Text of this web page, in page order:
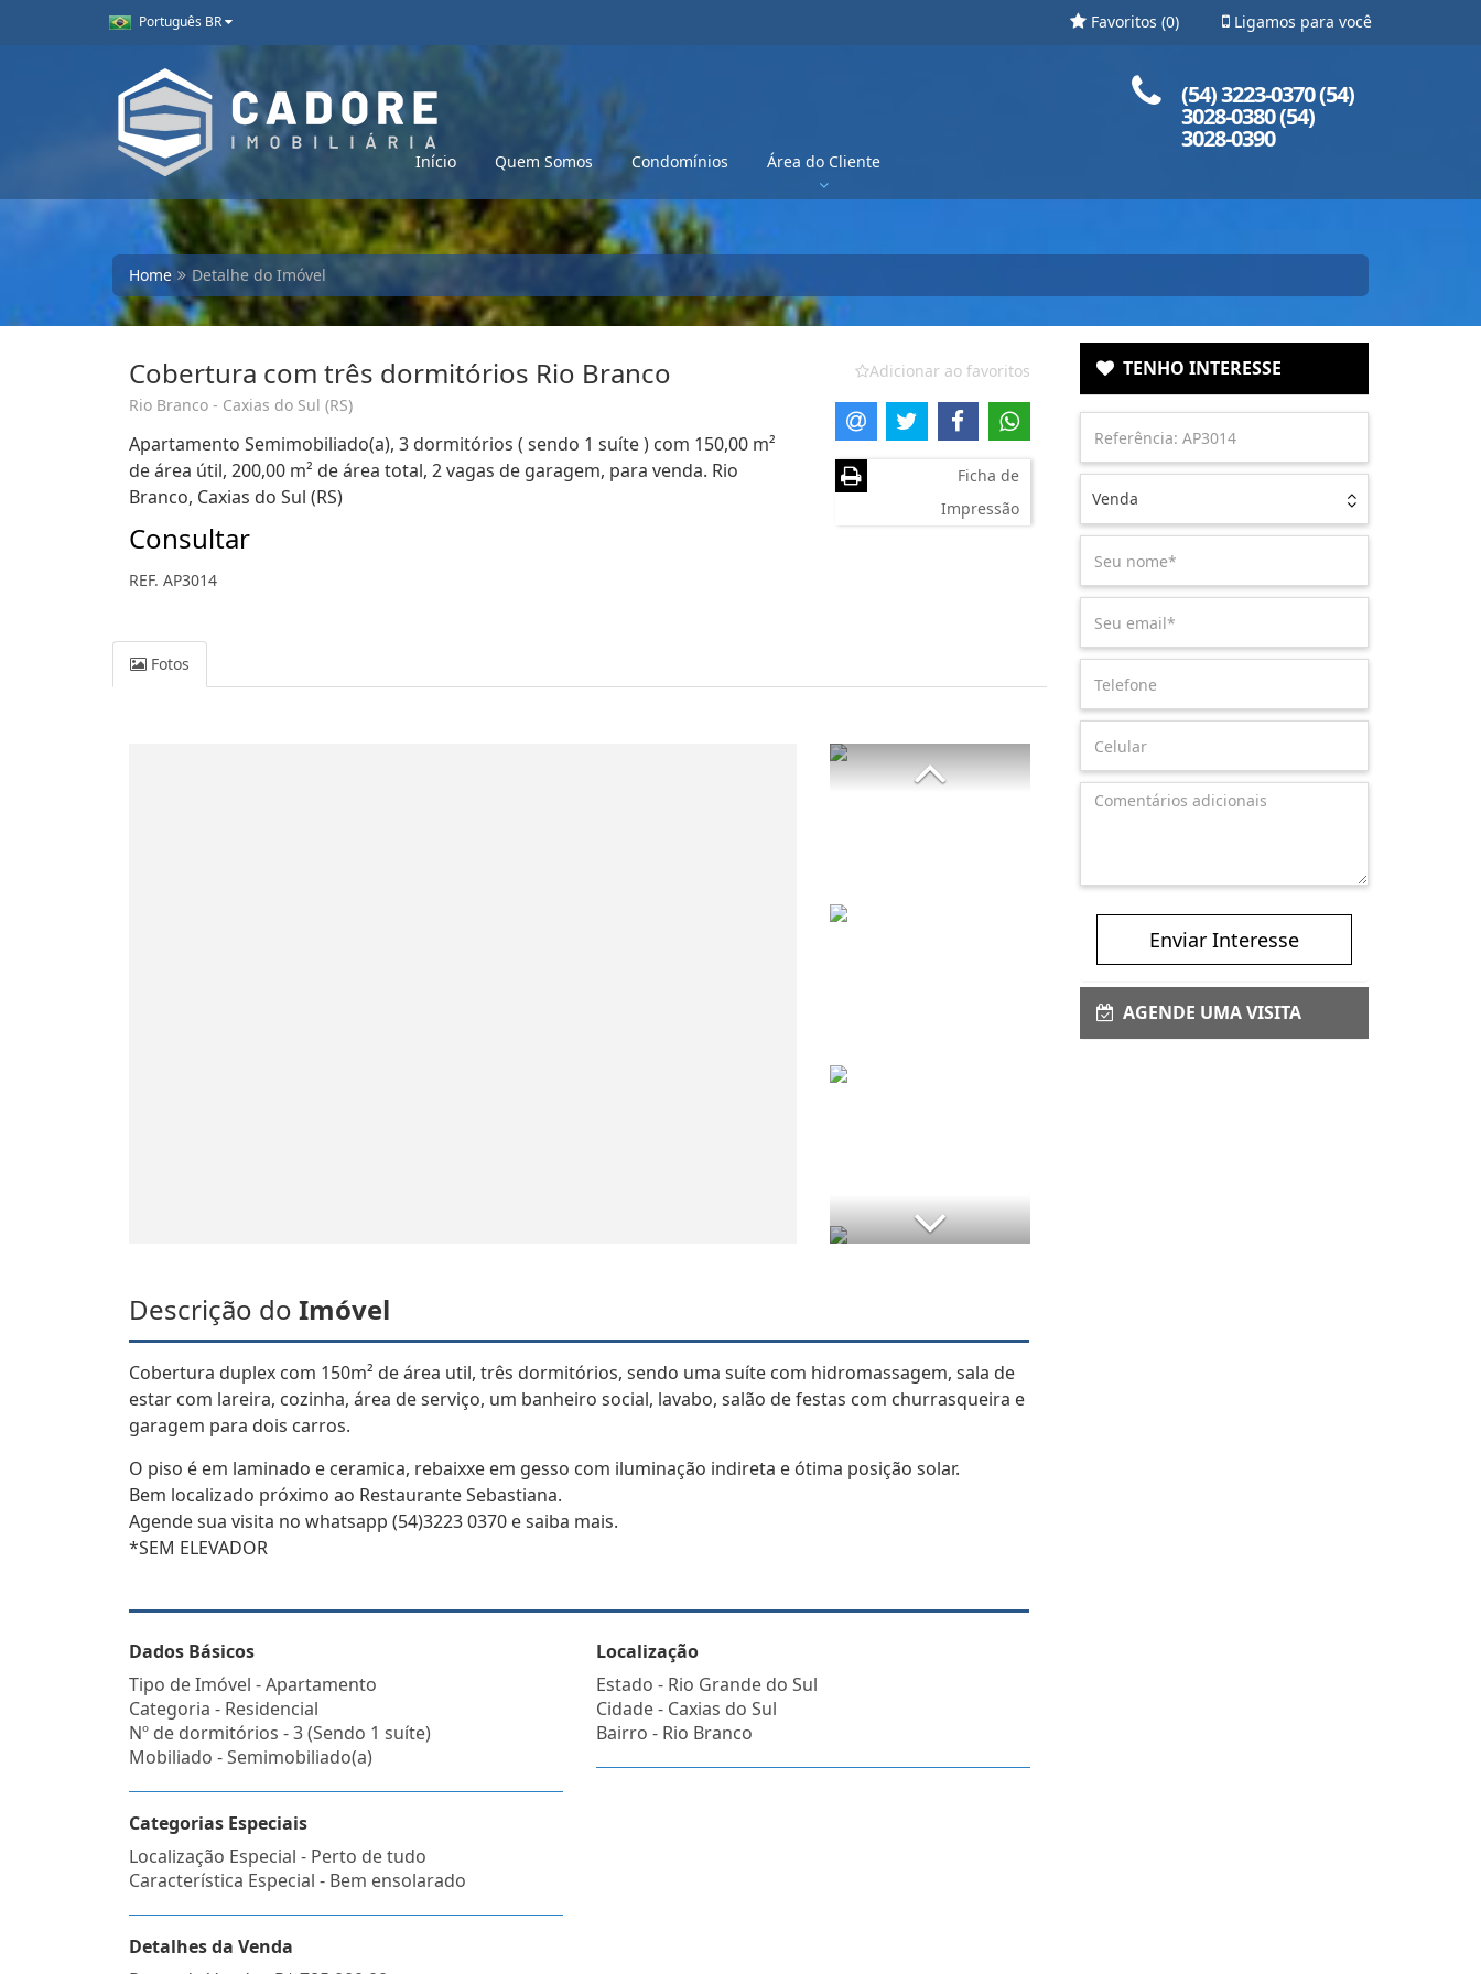
Português BR Ligamos para você
Favoritos (0)
Início Quem Somos Condomínios Área do Cliente
(54) 3223-0370 (54)
3028-0380 (54)
3028-0390
Home Detalhe do Imóvel
Cobertura com três dormitórios Rio Branco
Rio Branco - Caxias do Sul (RS)
Apartamento Semimobiliado(a), 3 dormitórios ( sendo 1 suíte ) com 150,00 m²
de área útil, 200,00 m² de área total, 2 vagas de garagem, para venda. Rio
Branco, Caxias do Sul (RS)
Consultar
REF. AP3014
Adicionar ao favoritos
Ficha de
Impressão
Fotos
Descrição do Imóvel
Cobertura duplex com 150m² de área util, três dormitórios, sendo uma suíte com hidromassagem, sala de
estar com lareira, cozinha, área de serviço, um banheiro social, lavabo, salão de festas com churrasqueira e
garagem para dois carros.
O piso é em laminado e ceramica, rebaixxe em gesso com iluminação indireta e ótima posição solar.
Bem localizado próximo ao Restaurante Sebastiana.
Agende sua visita no whatsapp (54)3223 0370 e saiba mais.
*SEM ELEVADOR
Dados Básicos
Tipo de Imóvel - Apartamento
Categoria - Residencial
Nº de dormitórios - 3 (Sendo 1 suíte)
Mobiliado - Semimobiliado(a)
Categorias Especiais
Localização Especial - Perto de tudo
Característica Especial - Bem ensolarado
Detalhes da Venda
Localização
Estado - Rio Grande do Sul
Cidade - Caxias do Sul
Bairro - Rio Branco
TENHO INTERESSE
Venda
Enviar Interesse
AGENDE UMA VISITA